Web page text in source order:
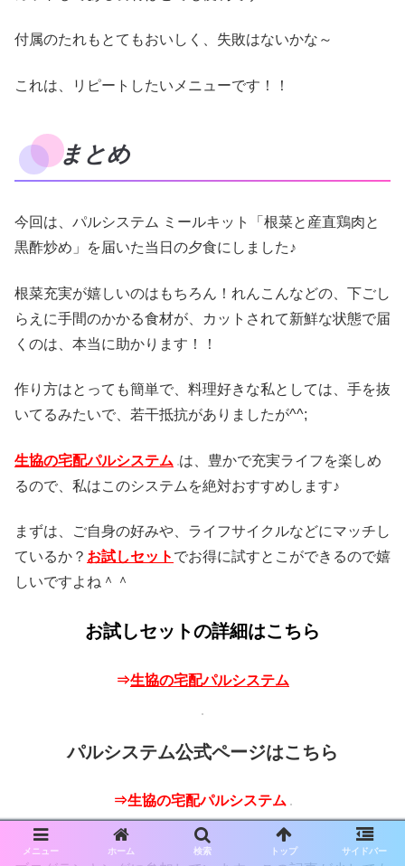
付属のたれもとてもおいしく、失敗はないかな～
これは、リピートしたいメニューです！！
まとめ
今回は、パルシステム ミールキット「根菜と産直鶏肉と
黒酢炒め」を届いた当日の夕食にしました♪
根菜充実が嬉しいのはもちろん！れんこんなどの、下ごし
らえに手間のかかる食材が、カットされて新鮮な状態で届
くのは、本当に助かります！！
作り方はとっても簡単で、料理好きな私としては、手を抜
いてるみたいで、若干抵抗がありましたが^^;
生協の宅配パルシステム は、豊かで充実ライフを楽しめ
るので、私はこのシステムを絶対おすすめします♪
まずは、ご自身の好みや、ライフサイクルなどにマッチし
ているか？ お試しセット でお得に試すとこができるので嬉
しいですよね＾＾
お試しセットの詳細はこちら
⇒生協の宅配パルシステム
パルシステム公式ページはこちら
⇒生協の宅配パルシステム
メニュー ホーム 検索 トップ サイドバー